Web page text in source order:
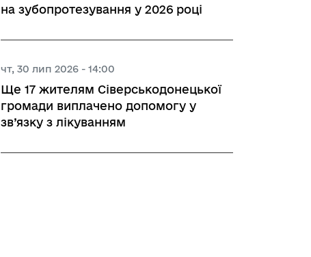
на зубопротезування у 2026 році
чт, 30 лип 2026 - 14:00
Ще 17 жителям Сіверськодонецької
громади виплачено допомогу у
зв’язку з лікуванням